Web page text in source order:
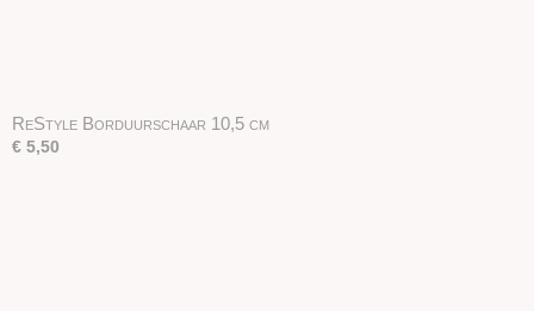
ReStyle Borduurschaar 10,5 cm
€ 5,50